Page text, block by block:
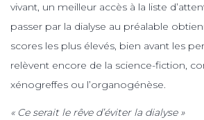
vivant, un meilleur accès à la liste
passer par la dialyse au préalable
scores les plus élevés, bien avant les
relèvent encore de la science-fiction,
xénogreffes ou l’organogénèse.
« Ce serait le rêve d’éviter la dialyse »